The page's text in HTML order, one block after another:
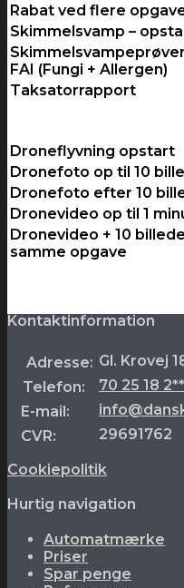
Rabat ved flere
Skimmelsvamp –
FAI (Fungi + Allergen)
Taksatorrapport
Droneflyvning opstart
Dronefoto op til 10
Dronefoto efter 10
Dronevideo op til 1
Dronevideo + 10
samme opgave
Kontaktinformation
Adresse: Gl. Krovej
Telefon:
70 25 18
E-mail:
CVR:
29691762
Cookiepolitik
Hurtig navigation
Automatmærke
Priser
Spar penge